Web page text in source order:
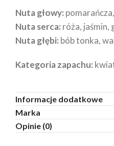
Nuta głowy:
Nuta serca: róża, jaśmin,
Nuta głębi: bób tonka,
Kategoria zapachu:
Informacje dodatkowe
Marka
Opinie (0)